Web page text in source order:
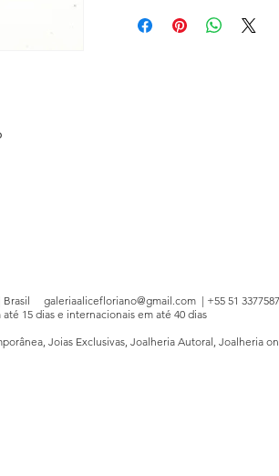
| Brasil galeriaalicefloriano@gmail.com| +55 51
15 dias e internacionais em até 40 dias
Joias Exclusivas, Joalheria Autoral, Joalheria